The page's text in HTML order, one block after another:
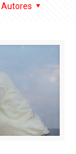
Autores